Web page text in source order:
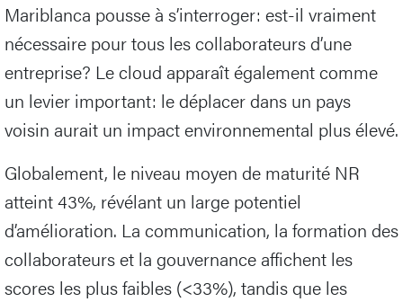
Mariblanca pousse à s’interroger: est-il vraiment
nécessaire pour tous les collaborateurs d’une
entreprise? Le cloud apparaît également comme
un levier important: le déplacer dans un pays
voisin aurait un impact environnemental plus élevé.
Globalement, le niveau moyen de maturité NR
atteint 43%, révélant un large potentiel
d’amélioration. La communication, la formation des
collaborateurs et la gouvernance affichent les
scores les plus faibles (<33%), tandis que les